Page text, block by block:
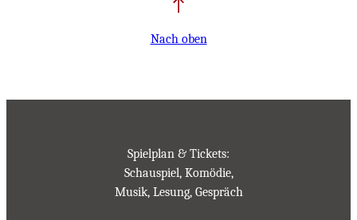
Nach oben
Spielplan & Tickets:
Schauspiel, Komödie,
Musik, Lesung, Gespräch